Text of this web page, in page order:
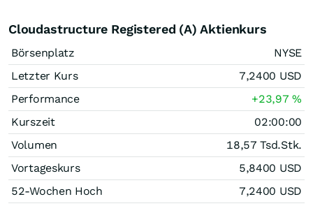
Cloudastructure Registered (A) Aktienkurs
Börsenplatz
NYSE
Letzter Kurs
7,2400 USD
Performance
+23,97%
Kurszeit
02:00:00
Volumen
18,57 Tsd.Stk.
Vortageskurs
5,8400 USD
52-Wochen Hoch
7,2400 USD